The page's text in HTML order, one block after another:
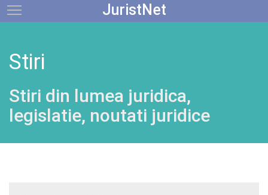
JuristNet
Toggle main menu visibility
Stiri
Stiri din lumea juridica,
legislatie, noutati juridice